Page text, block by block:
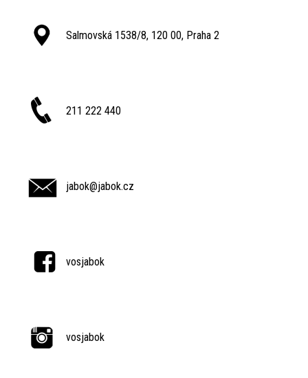
Salmovská 1538/8, 120 00, Praha 2
211 222 440
jabok@jabok.cz
vosjabok
vosjabok